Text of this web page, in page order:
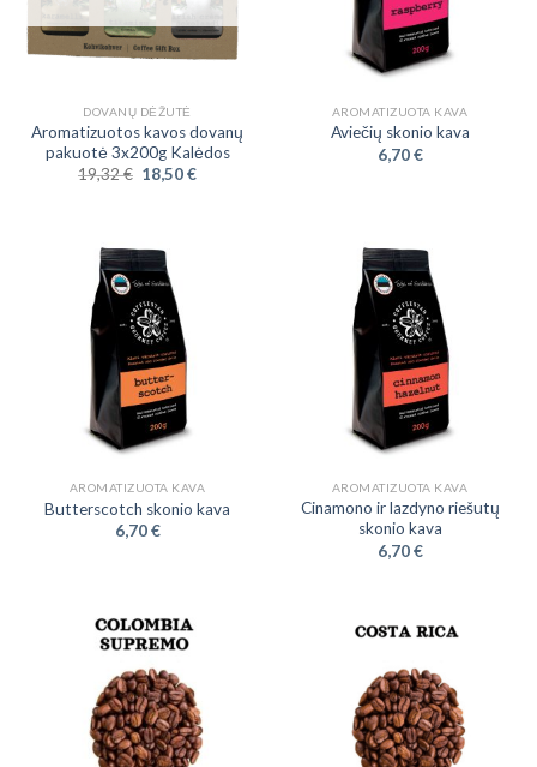
DOVANŲ DĖŽUTĖ
Aromatizuotos kavos dovanų
pakuotė 3x200g Kalėdos
19,32€ 18,50€
AROMATIZUOTA KAVA
Aviečių skonio kava
6,70€
AROMATIZUOTA KAVA
Butterscotch skonio kava
6,70€
AROMATIZUOTA KAVA
Cinamono ir lazdyno riešutų
skonio kava
6,70€